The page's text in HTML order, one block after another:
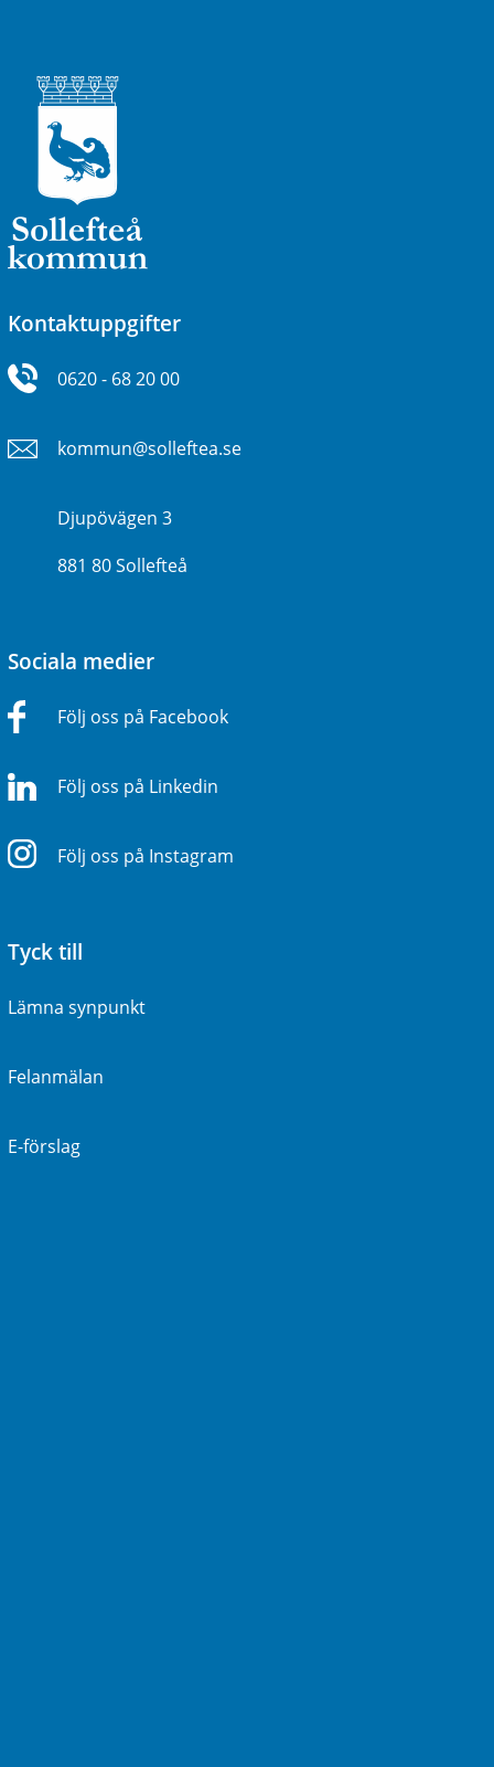
Kontaktuppgifter
0620 - 68 20 00
kommun@solleftea.se
Djupövägen 3
881 80 Sollefteå
Sociala medier
Följ oss på Facebook
Följ oss på Linkedin
Följ oss på Instagram
Tyck till
Lämna synpunkt
Felanmälan
E-förslag